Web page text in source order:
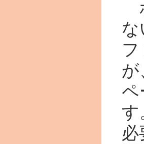
な
が
ペ
す
必